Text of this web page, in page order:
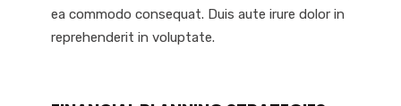
ea commodo consequat. Duis aute irure dolor in
reprehenderit in voluptate.